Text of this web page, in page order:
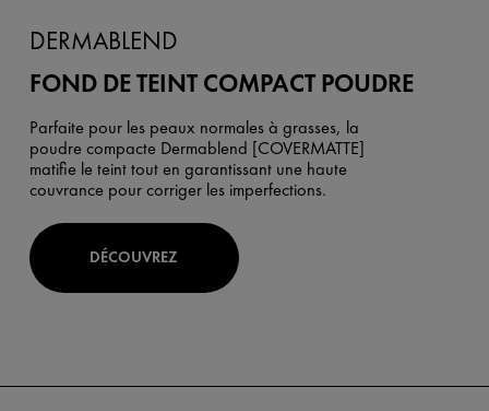
DERMABLEND
FOND DE TEINT COMPACT POUDRE
Parfaite pour les peaux normales à grasses, la
poudre compacte Dermablend [COVERMATTE]
matifie le teint tout en garantissant une haute
couvrance pour corriger les imperfections.
DÉCOUVREZ